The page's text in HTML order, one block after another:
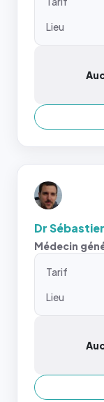
Lieu
Dr
Médecin
Tarif
Lieu